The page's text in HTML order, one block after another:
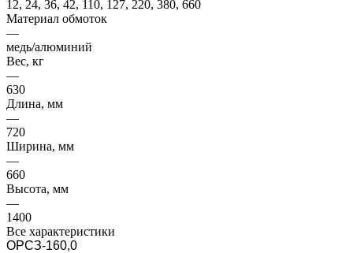
12, 24, 36, 42, 110, 127, 220, 380, 660
Материал обмоток
—
медь/алюминий
Вес, кг
—
630
Длина, мм
—
720
Ширина, мм
—
660
Высота, мм
—
1400
Все характеристики
ОРСЗ-160,0